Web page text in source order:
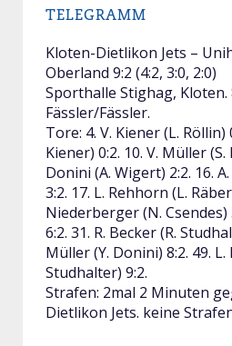
TELEGRAMM
Kloten-Dietlikon Jets –
Oberland 9:2 (4:2, 3:0, 2:0)
Sporthalle Stighag, Kloten.
Fässler/Fässler.
Tore: 4. V. Kiener (L. Röllin)
Kiener) 0:2. 10. V. Müller (S.
Donini (A. Wigert) 2:2. 16.
3:2. 17. L. Rehhorn (L.
Niederberger (N. Csendes)
6:2. 31. R. Becker (R.
Müller (Y. Donini) 8:2. 49. L.
Studhalter) 9:2.
Strafen: 2mal 2 Minuten
Dietlikon Jets. keine